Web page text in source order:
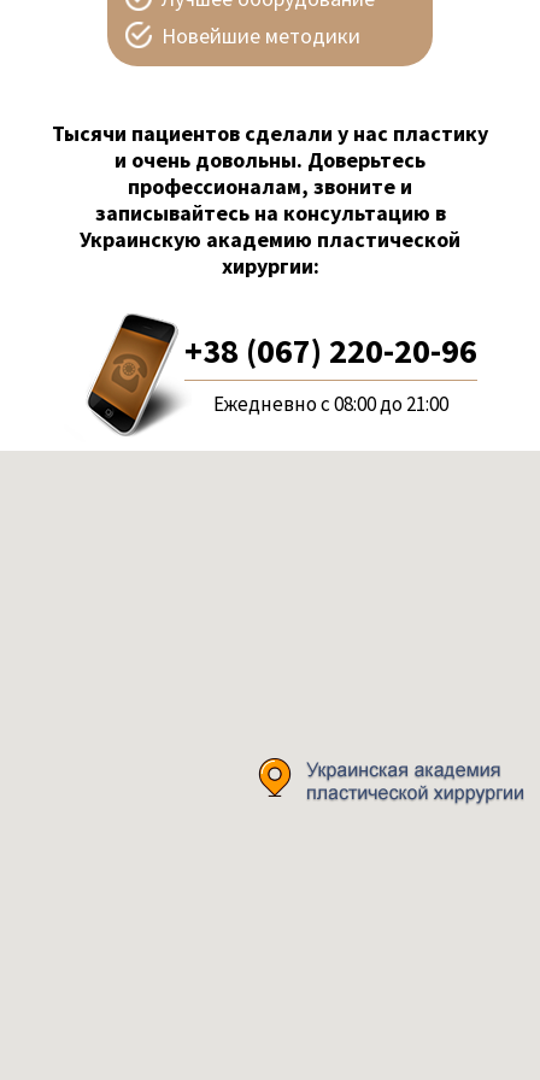
Новейшие методики
Тысячи пациентов сделали у нас пластику
и очень довольны. Доверьтесь
профессионалам, звоните и
записывайтесь на консультацию в
Украинскую академию пластической
хирургии:
+38 (067) 220-20-96
Ежедневно с 08:00 до 21:00